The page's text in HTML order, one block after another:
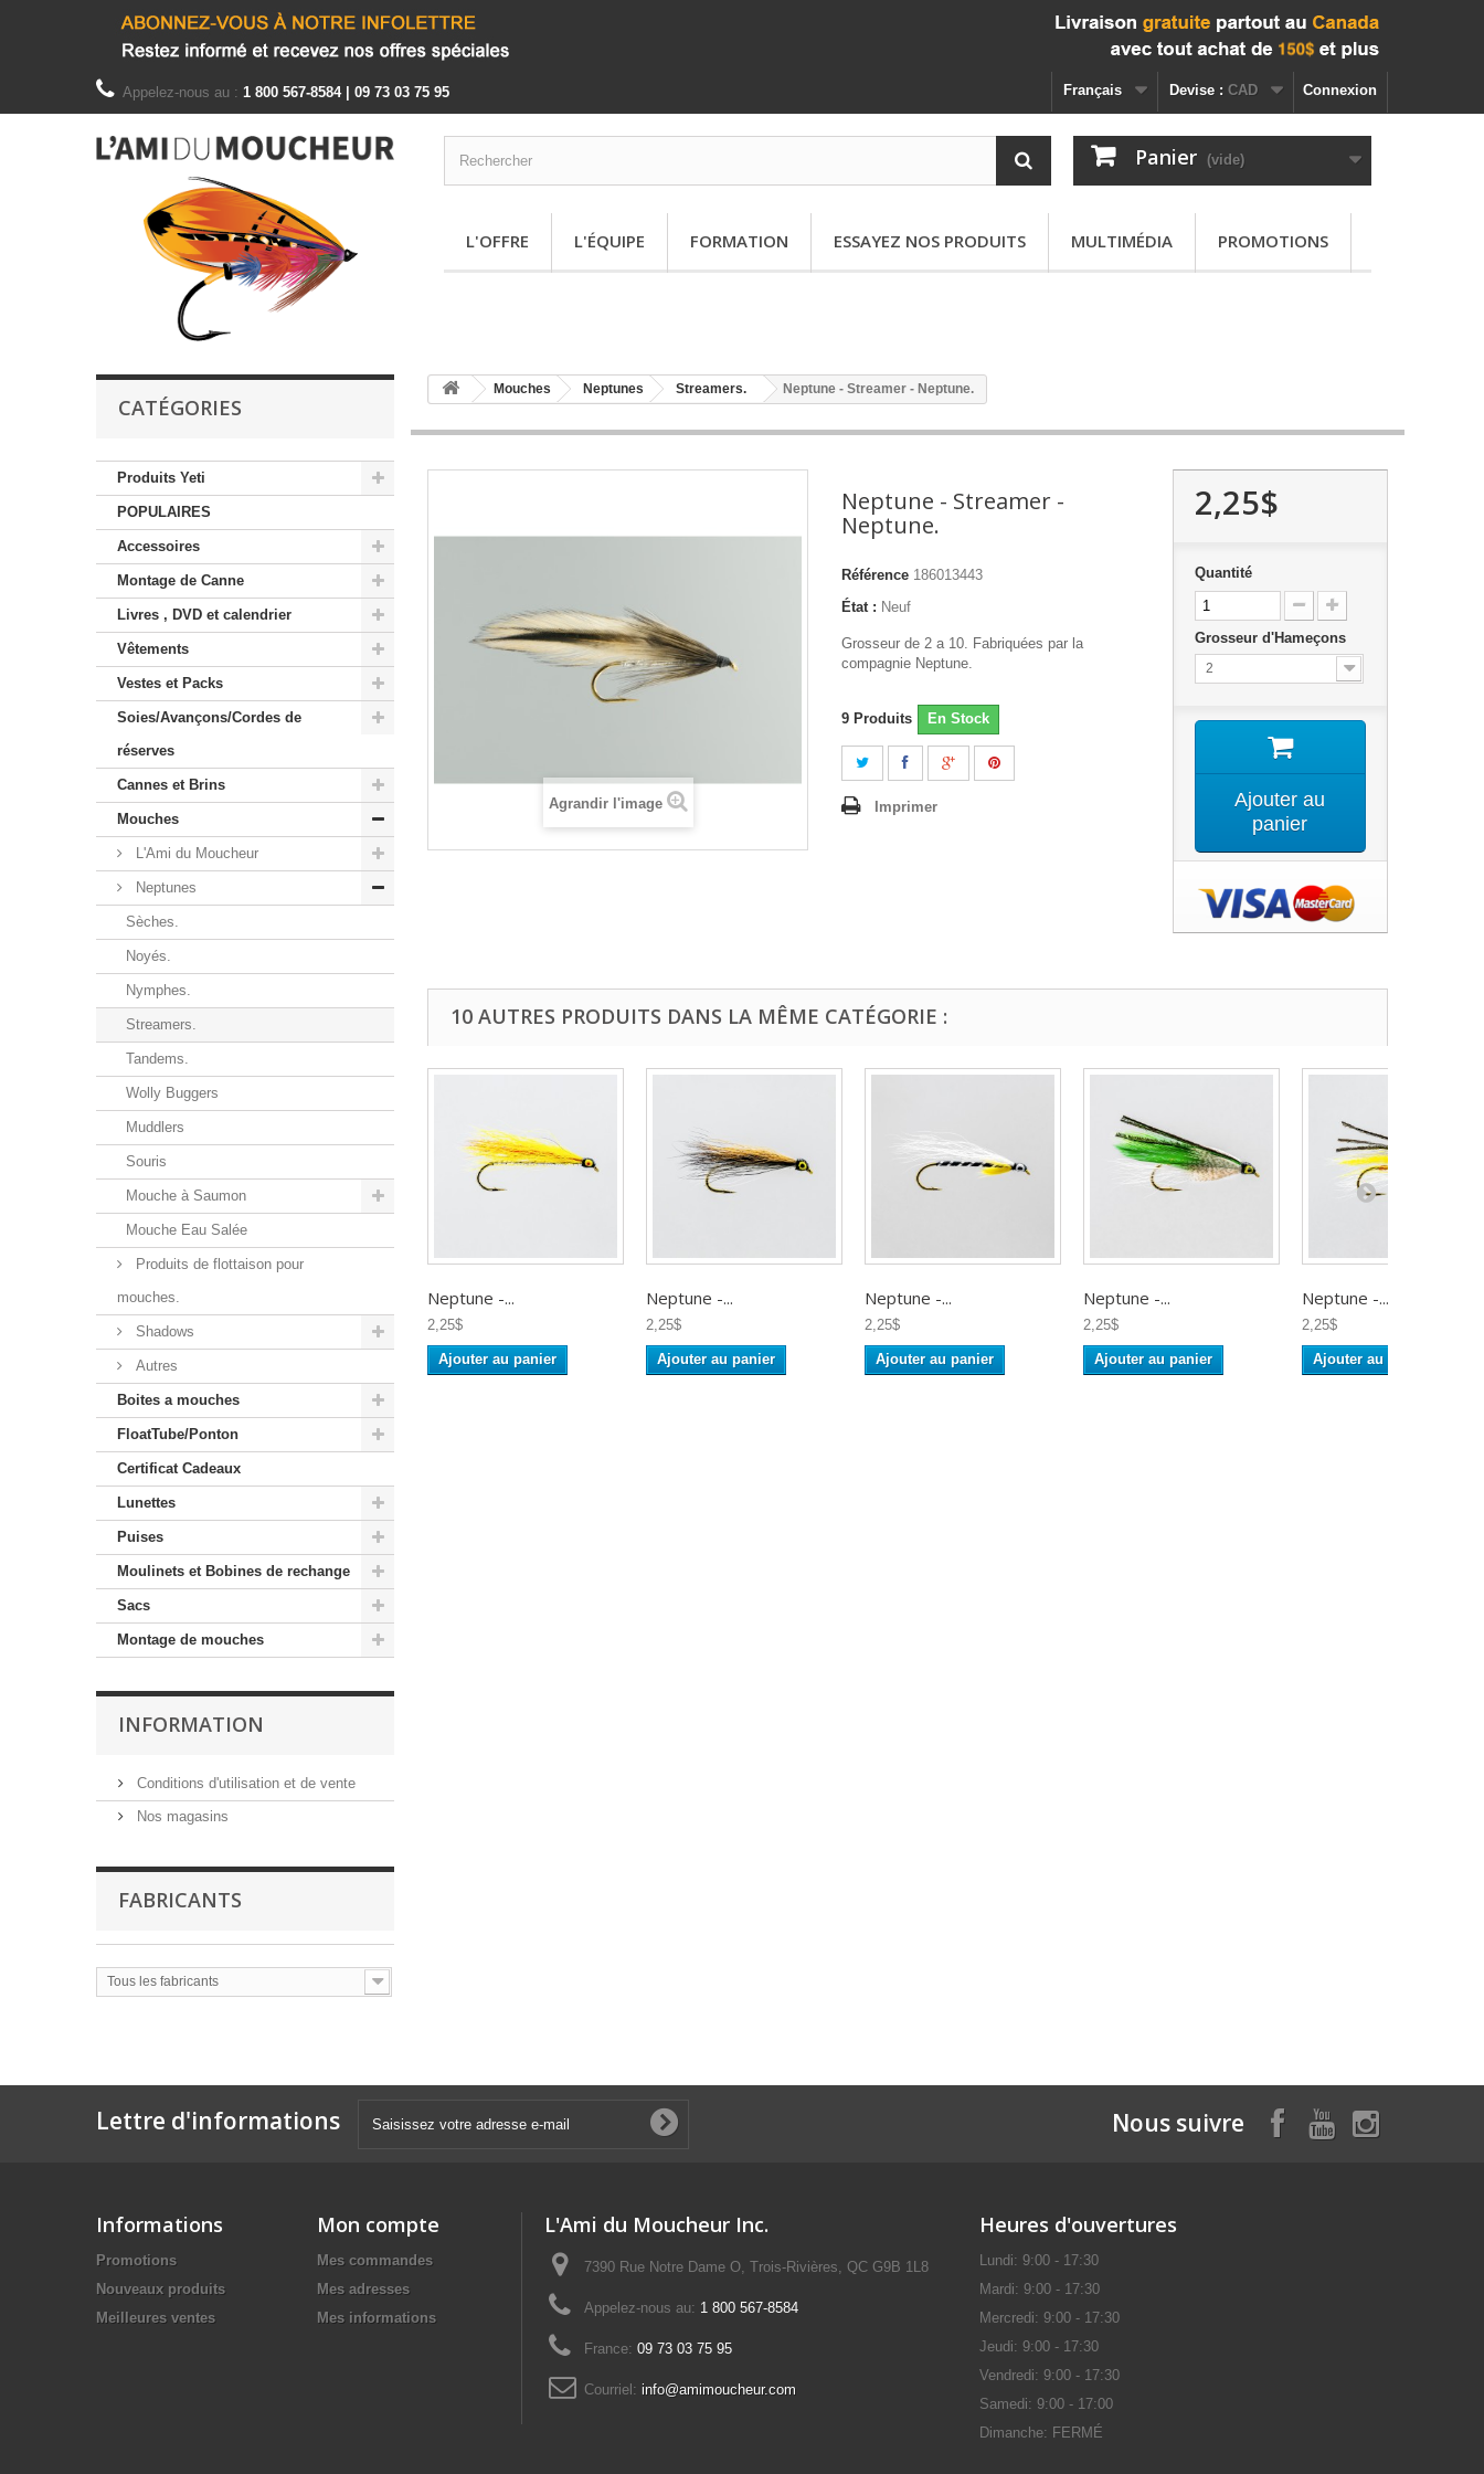
Connexion
Devise : CAD
Français
Appelez-nous au : 1 800 567-8584 | 09 73 03 75 95
Panier (vide)
L'OFFRE L'ÉQUIPE FORMATION ESSAYEZ NOS PRODUITS MULTIMÉDIA PROMOTIONS
CATÉGORIES
Produits Yeti
POPULAIRES
Accessoires
Montage de Canne
Livres , DVD et calendrier
Vêtements
Vestes et Packs
Soies/Avançons/Cordes de
réserves
Cannes et Brins
Mouches
L'Ami du Moucheur
Neptunes
Sèches.
Noyés.
Nymphes.
Streamers.
Tandems.
Wolly Buggers
Muddlers
Souris
Mouche à Saumon
Mouche Eau Salée
Produits de flottaison pour
mouches.
Shadows
Autres
Boites a mouches
FloatTube/Ponton
Certificat Cadeaux
Lunettes
Puises
Moulinets et Bobines de rechange
Sacs
Montage de mouches
INFORMATION
Conditions d'utilisation et de vente
Nos magasins
FABRICANTS
Tous les fabricants
Mouches Neptunes Streamers. Neptune - Streamer - Neptune.
Agrandir l'image
Neptune - Streamer -
Neptune.
Référence 186013443
État : Neuf
Grosseur de 2 a 10. Fabriquées par la
compagnie Neptune.
9 Produits En Stock
Imprimer
2,25$
Quantité
Grosseur d'Hameçons
2
Ajouter au
panier
10 AUTRES PRODUITS DANS LA MÊME CATÉGORIE :
Neptune -...
2,25$
Ajouter au panier
Neptune -...
2,25$
Ajouter au panier
Neptune -...
2,25$
Ajouter au panier
Neptune -...
2,25$
Ajouter au panier
Neptune -...
2,25$
Ajouter au panier
Lettre d'informations Nous suivre
Informations
Promotions
Nouveaux produits
Meilleures ventes
Mon compte
Mes commandes
Mes adresses
Mes informations
L'Ami du Moucheur Inc.
7390 Rue Notre Dame O, Trois-Rivières, QC G9B 1L8
Appelez-nous au: 1 800 567-8584
France: 09 73 03 75 95
Courriel: info@amimoucheur.com
Heures d'ouvertures
Lundi: 9:00 - 17:30
Mardi: 9:00 - 17:30
Mercredi: 9:00 - 17:30
Jeudi: 9:00 - 17:30
Vendredi: 9:00 - 17:30
Samedi: 9:00 - 17:00
Dimanche: FERMÉ